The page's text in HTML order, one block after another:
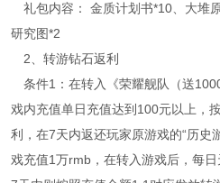
礼包内容： 金质计划书*10、大堆
研究图*2
2、转游钻石返利
条件1：在转入《荣耀舰队（送
戏内充值单日充值达到100元以上，
利，在7天内返还玩家原游戏的“历史
戏充值1万rmb，在转入游戏后，每